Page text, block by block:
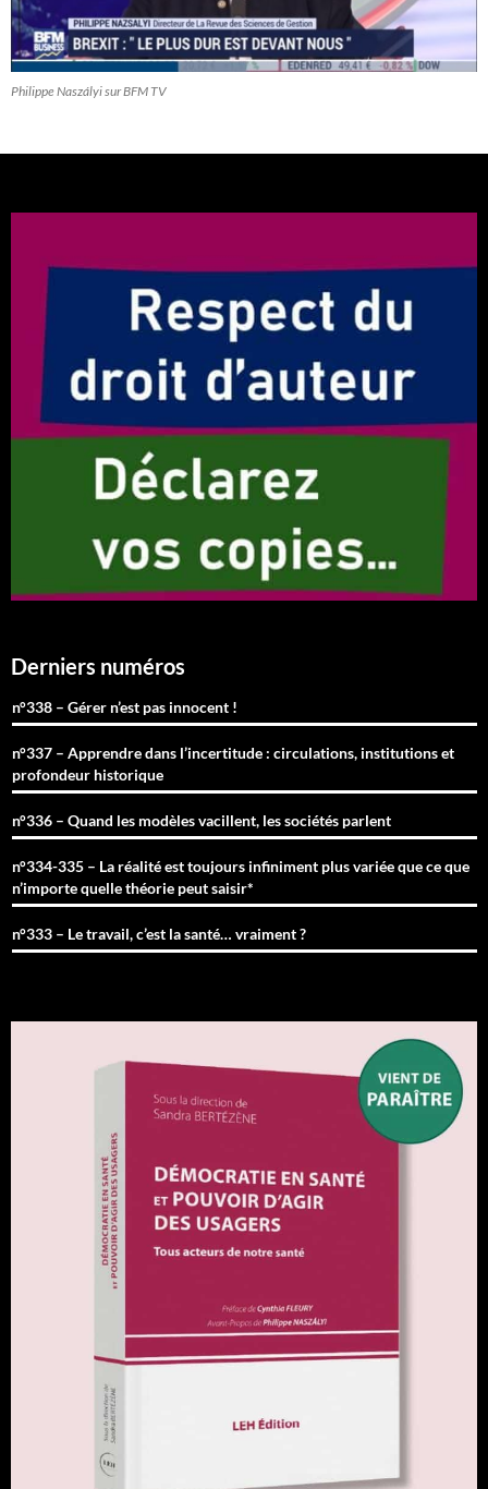
Philippe Naszályi sur BFM TV
Derniers numéros
n°338 – Gérer n’est pas innocent !
n°337 – Apprendre dans l’incertitude : circulations, institutions et
profondeur historique
n°336 – Quand les modèles vacillent, les sociétés parlent
n°334-335 – La réalité est toujours infiniment plus variée que ce que
n’importe quelle théorie peut saisir*
n°333 – Le travail, c’est la santé… vraiment ?